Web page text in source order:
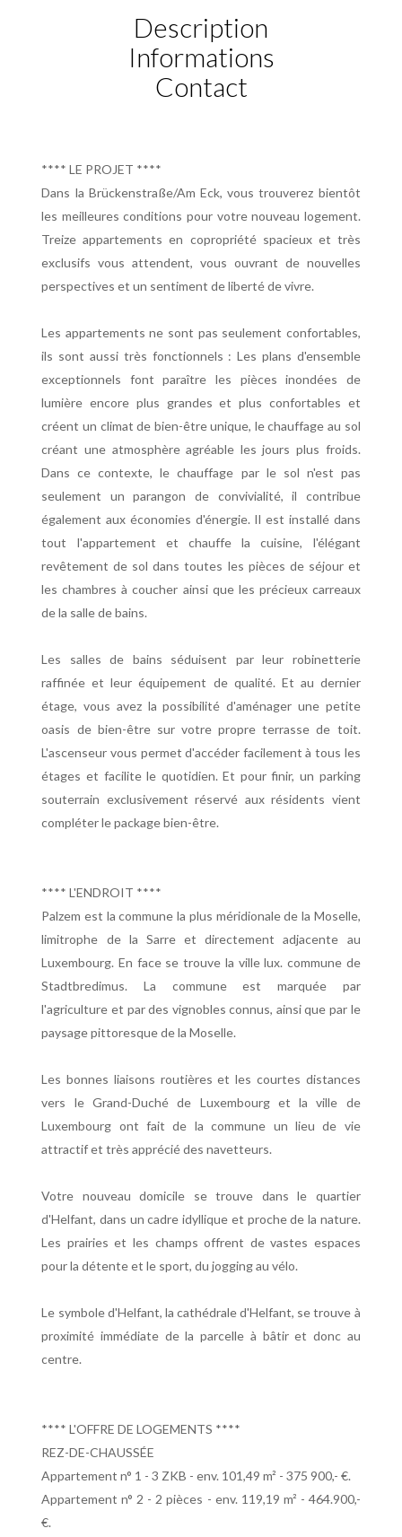
Description
Informations
Contact
**** LE PROJET ****
Dans la Brückenstraße/Am Eck, vous trouverez bientôt
les meilleures conditions pour votre nouveau logement.
Treize appartements en copropriété spacieux et très
exclusifs vous attendent, vous ouvrant de nouvelles
perspectives et un sentiment de liberté de vivre.
Les appartements ne sont pas seulement confortables,
ils sont aussi très fonctionnels : Les plans d'ensemble
exceptionnels font paraître les pièces inondées de
lumière encore plus grandes et plus confortables et
créent un climat de bien-être unique, le chauffage au sol
créant une atmosphère agréable les jours plus froids.
Dans ce contexte, le chauffage par le sol n'est pas
seulement un parangon de convivialité, il contribue
également aux économies d'énergie. Il est installé dans
tout l'appartement et chauffe la cuisine, l'élégant
revêtement de sol dans toutes les pièces de séjour et
les chambres à coucher ainsi que les précieux carreaux
de la salle de bains.
Les salles de bains séduisent par leur robinetterie
raffinée et leur équipement de qualité. Et au dernier
étage, vous avez la possibilité d'aménager une petite
oasis de bien-être sur votre propre terrasse de toit.
L'ascenseur vous permet d'accéder facilement à tous les
étages et facilite le quotidien. Et pour finir, un parking
souterrain exclusivement réservé aux résidents vient
compléter le package bien-être.
**** L'ENDROIT ****
Palzem est la commune la plus méridionale de la Moselle,
limitrophe de la Sarre et directement adjacente au
Luxembourg. En face se trouve la ville lux. commune de
Stadtbredimus. La commune est marquée par
l'agriculture et par des vignobles connus, ainsi que par le
paysage pittoresque de la Moselle.
Les bonnes liaisons routières et les courtes distances
vers le Grand-Duché de Luxembourg et la ville de
Luxembourg ont fait de la commune un lieu de vie
attractif et très apprécié des navetteurs.
Votre nouveau domicile se trouve dans le quartier
d'Helfant, dans un cadre idyllique et proche de la nature.
Les prairies et les champs offrent de vastes espaces
pour la détente et le sport, du jogging au vélo.
Le symbole d'Helfant, la cathédrale d'Helfant, se trouve à
proximité immédiate de la parcelle à bâtir et donc au
centre.
**** L'OFFRE DE LOGEMENTS ****
REZ-DE-CHAUSSÉE
Appartement n° 1 - 3 ZKB - env. 101,49 m² - 375 900,- €.
Appartement n° 2 - 2 pièces - env. 119,19 m² - 464.900,-
€.